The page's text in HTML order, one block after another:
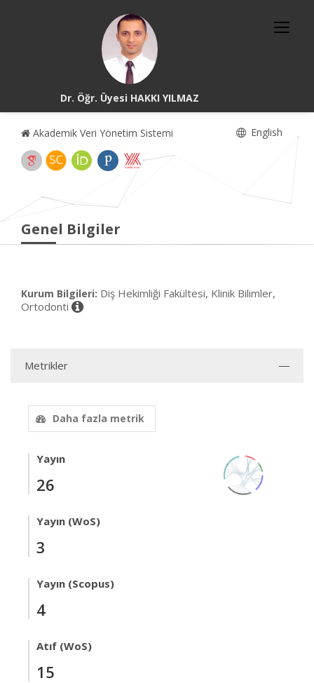
Dr. Öğr. Üyesi HAKKI YILMAZ
Akademik Veri Yönetim Sistemi English
Genel Bilgiler
Kurum Bilgileri: Diş Hekimliği Fakültesi, Klinik Bilimler,
Ortodonti
Metrikler
Daha fazla metrik
Yayın
26
Yayın (WoS)
3
Yayın (Scopus)
4
Atıf (WoS)
15